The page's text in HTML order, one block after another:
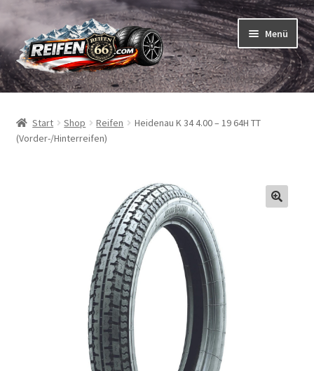
Zur
Navigation
springen
Zum
Inhalt
springen
Menü
Reifen
Schläuche
Start Shop Reifen
Heidenau K 34 4.00 – 19 64H TT
(Vorder-/Hinterreifen)